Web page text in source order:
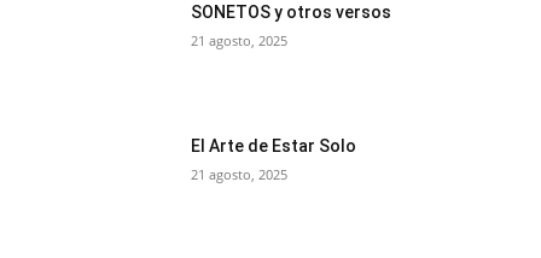
SONETOS y otros versos
21 agosto, 2025
El Arte de Estar Solo
21 agosto, 2025